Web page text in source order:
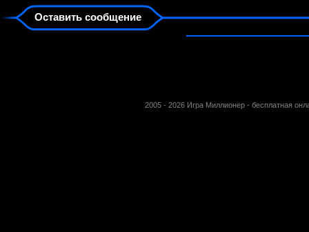
Оставить сообщение
2005 - 2026 Игра Миллионер - бесплатная